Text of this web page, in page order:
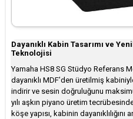
Dayanıklı Kabin Tasarımı ve
Teknolojisi
Yamaha HS8 SG Stüdyo Referans
dayanıklı MDF’den üretilmiş
indirir ve sesin doğruluğunu
yılı aşkın piyano üretim
köşe yapısı, kabinin dayanıklılığını